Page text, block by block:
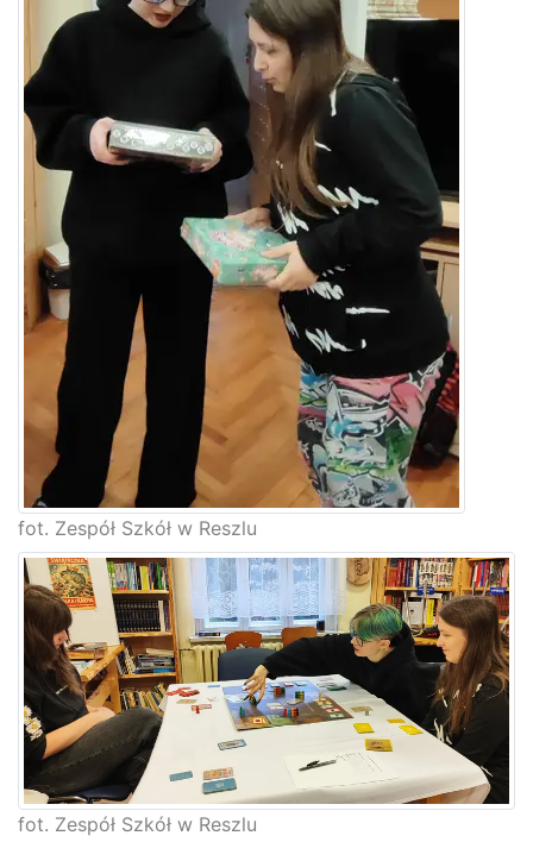
fot. Zespół Szkół w Reszlu
fot. Zespół Szkół w Reszlu